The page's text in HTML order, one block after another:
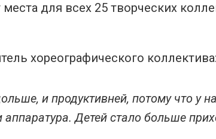
для всех 25 творческих
хореографического коллектива:
и продуктивней, потому что у
аппаратура. Детей стало больше